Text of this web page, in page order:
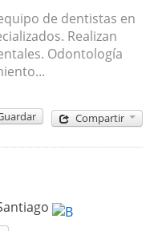
de dentistas en
Realizan
Odontología
Compartir